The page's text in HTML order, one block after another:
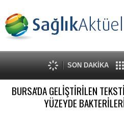
SON DAKİKA
BURSA'DA GELİŞTİRİLEN
YÜZEYDE